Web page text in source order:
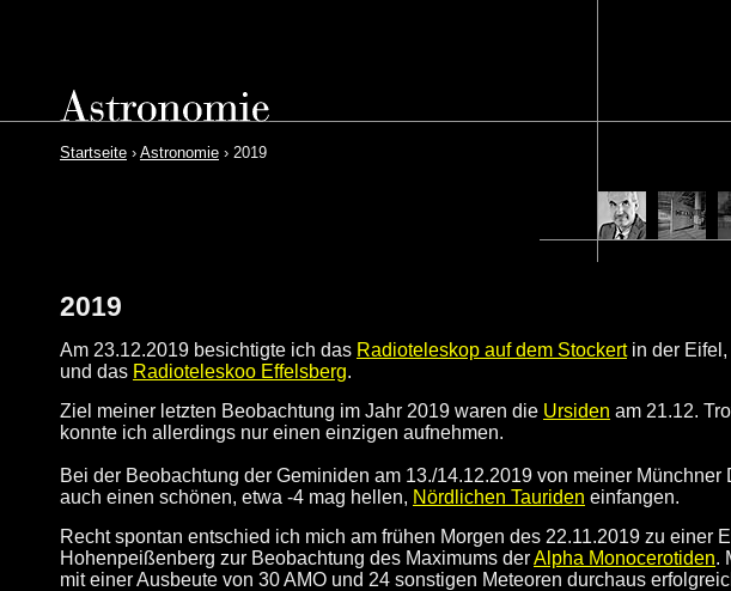
Startseite › Astronomie › 2019
2019
Am 23.12.2019 besichtigte ich das Radioteleskop auf dem Stockertin der Eifel,
und das Radioteleskoo Effelsberg.
Ziel meiner letzten Beobachtung im Jahr 2019 waren die Ursiden am 21.12.
konnte ich allerdings nur einen einzigen aufnehmen.
Bei der Beobachtung der Geminiden am 13./14.12.2019 von meiner Münchner
auch einen schönen, etwa -4 mag hellen, Nördlichen Tauriden einfangen.
Recht spontan entschied ich mich am frühen Morgen des 22.11.2019 zu einer
Hohenpeißenberg zur Beobachtung des Maximums derAlpha Monocerotiden.
mit einer Ausbeute von 30 AMO und 24 sonstigen Meteoren durchaus